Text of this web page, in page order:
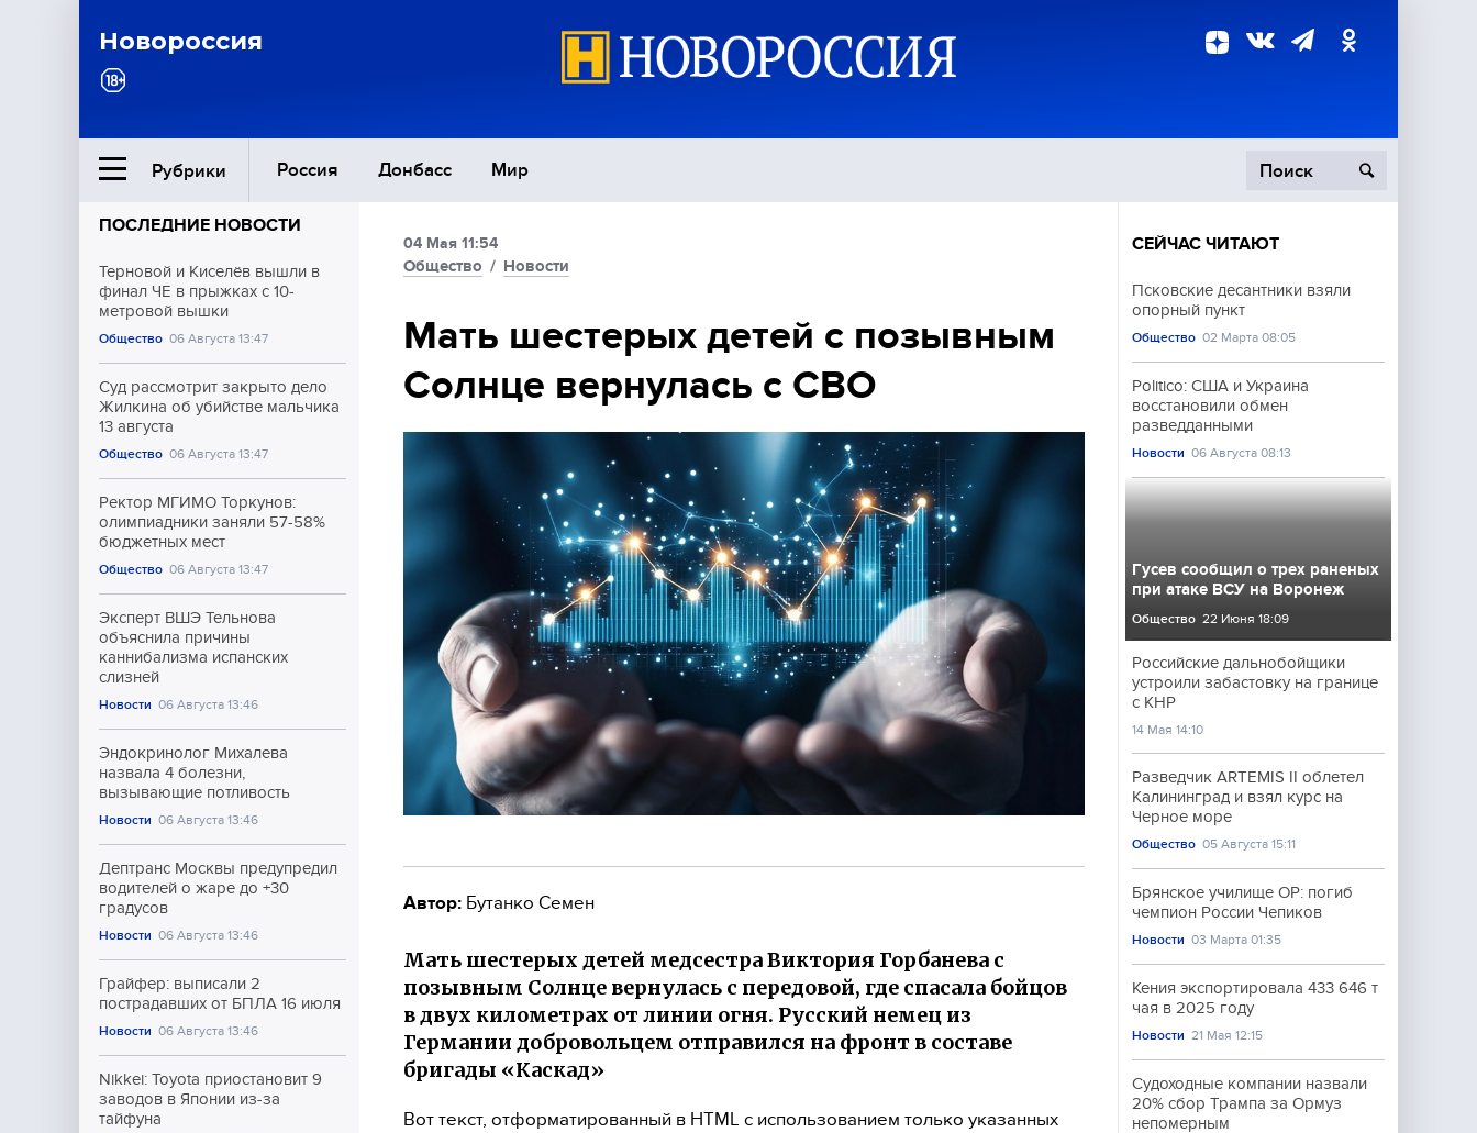
Новороссия
Рубрики Россия Донбасс Мир
Ближний Восток Политика
Общество
Экономика
Происшествия
Культура
Спорт
ПОСЛЕДНИЕ НОВОСТИ
Терновой и Киселёв вышли в
финал ЧЕ в прыжках с 10-
метровой вышки
Общество 06 Августа 13:47
Суд рассмотрит закрыто дело
Жилкина об убийстве мальчика
13 августа
Общество 06 Августа 13:47
Ректор МГИМО Торкунов:
олимпиадники заняли 57-58%
бюджетных мест
Общество 06 Августа 13:47
Эксперт ВШЭ Тельнова
объяснила причины
каннибализма испанских
слизней
Новости 06 Августа 13:46
Эндокринолог Михалева
назвала 4 болезни,
вызывающие потливость
Новости 06 Августа 13:46
Дептранс Москвы предупредил
водителей о жаре до +30
градусов
Новости 06 Августа 13:46
Грайфер: выписали 2
пострадавших от БПЛА 16 июля
Новости 06 Августа 13:46
Nikkei: Toyota приостановит 9
заводов в Японии из-за
тайфуна
04 Мая 11:54
Общество / Новости
Мать шестерых детей с позывным
Солнце вернулась с СВО
Автор: Бутанко Семен
Мать шестерых детей медсестра Виктория Горбанева с
позывным Солнце вернулась с передовой, где спасала бойцов
в двух километрах от линии огня. Русский немец из
Германии добровольцем отправился на фронт в составе
бригады «Каскад»
Вот текст, отформатированный в HTML с использованием только указанных
СЕЙЧАС ЧИТАЮТ
Псковские десантники взяли
опорный пункт
Общество 02 Марта 08:05
Politico: США и Украина
восстановили обмен
разведданными
Новости 06 Августа 08:13
Гусев сообщил о трех раненых
при атаке ВСУ на Воронеж
Общество 22 Июня 18:09
Российские дальнобойщики
устроили забастовку на границе
с КНР
14 Мая 14:10
Разведчик ARTEMIS II облетел
Калининград и взял курс на
Черное море
Общество 05 Августа 15:11
Брянское училище ОР: погиб
чемпион России Чепиков
Новости 03 Марта 01:35
Кения экспортировала 433 646 т
чая в 2025 году
Новости 21 Мая 12:15
Судоходные компании назвали
20% сбор Трампа за Ормуз
непомерным